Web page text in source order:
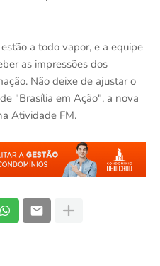
a todo vapor, e a equipe
as impressões dos
Não deixe de ajustar o
"Brasília em Ação", a nova
Atividade FM.